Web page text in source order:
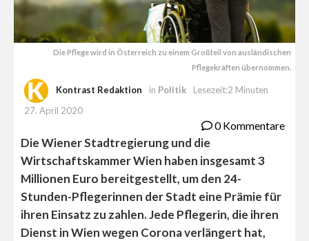
Die Pflege wird in Österreich zu einem Großteil von ausländischen
Pflegekräften übernommen.
Kontrast Redaktion in Politik
Lesezeit:2 Minuten
27. April 2020
0 Kommentare
Die Wiener Stadtregierung und die
Wirtschaftskammer Wien haben insgesamt 3
Millionen Euro bereitgestellt, um den 24-
Stunden-Pflegerinnen der Stadt eine Prämie für
ihren Einsatz zu zahlen. Jede Pflegerin, die ihren
Dienst in Wien wegen Corona verlängert hat,